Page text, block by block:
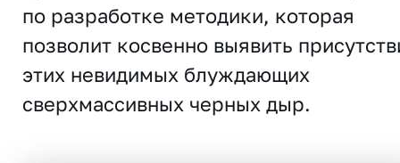
по разработке методики, которая
позволит косвенно выявить
этих невидимых блуждающих
сверхмассивных черных дыр.